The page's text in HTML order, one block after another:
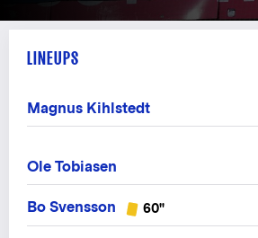
LINEUPS
Magnus Kihlstedt
Ole Tobiasen
Bo Svensson 60"